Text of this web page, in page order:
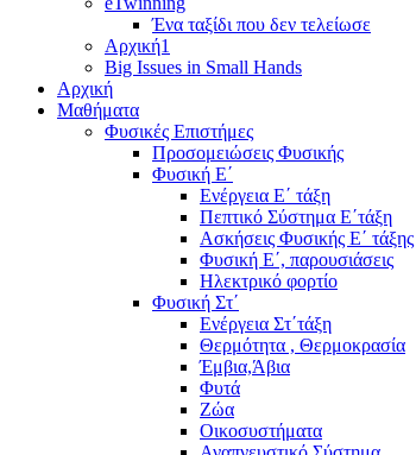
Ένα ταξίδι που δεν τελείωσε
Αρχική1
Big Issues in Small Hands
Αρχική
Μαθήματα
Φυσικές Επιστήμες
Προσομειώσεις Φυσικής
Φυσική Ε΄
Ενέργεια Ε΄ τάξη
Πεπτικό Σύστημα Ε΄τάξη
Ασκήσεις Φυσικής Ε΄ τάξης
Φυσική Ε΄, παρουσιάσεις
Ηλεκτρικό φορτίο
Φυσική Στ΄
Ενέργεια Στ΄τάξη
Θερμότητα , Θερμοκρασία
Έμβια,Άβια
Φυτά
Ζώα
Οικοσυστήματα